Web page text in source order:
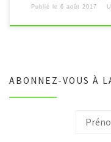
Publié le 6 août 2017
ABONNEZ-VOUS À